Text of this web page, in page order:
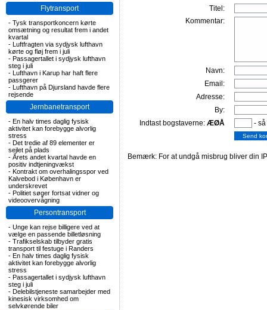
Flytransport
- Tysk transportkoncern kørte
omsætning og resultat frem i andet
kvartal
- Luftfragten via sydjysk lufthavn
kørte og fløj frem i juli
- Passagertallet i sydjysk lufthavn
steg i juli
- Lufthavn i Karup har haft flere
passgerer
- Lufthavn på Djursland havde flere
rejsende
Jernbanetransport
- En halv times daglig fysisk
aktivitet kan forebygge alvorlig
stress
- Det tredie af 89 elementer er
sejlet på plads
- Årets andet kvartal havde en
positiv indtjeningvækst
- Kontrakt om overhalingsspor ved
Kalvebod i København er
underskrevet
- Politiet søger fortsat vidner og
videoovervågning
Persontransport
- Unge kan rejse billigere ved at
vælge en passende billetløsning
- Trafikselskab tilbyder gratis
transport til festuge i Randers
- En halv times daglig fysisk
aktivitet kan forebygge alvorlig
stress
- Passagertallet i sydjysk lufthavn
steg i juli
- Delebilstjeneste samarbejder med
kinesisk virksomhed om
selvkørende biler
Titel:
Kommentar:
Navn:
Email:
Adresse:
By:
Indtast bogstaverne: ÆØÅ -
Bemærk: For at undgå misbrug bliver din